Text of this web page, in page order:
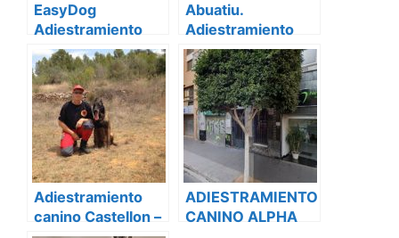
EasyDog
Adiestramiento
canino
Abuatiu.
Adiestramiento
canino
Adiestramiento
canino Castellon –
ADIESTRAMIENTO
CANINO ALPHA